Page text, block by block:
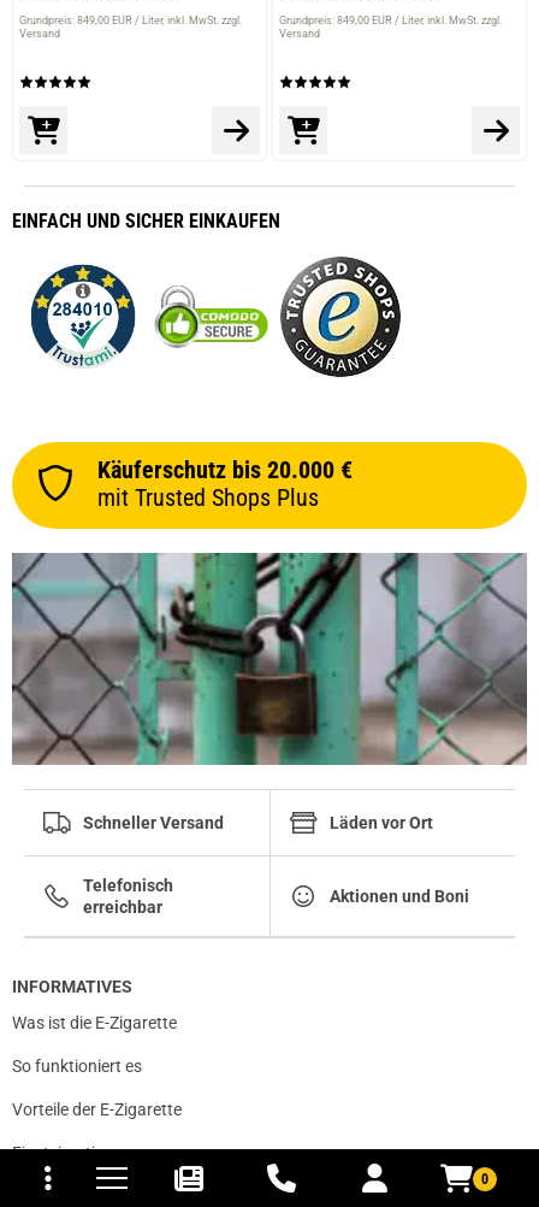
0
und Versandkosten
Grundpreis: 849,00 EUR / Liter inkl. MwSt. zzgl.
Versand
Grundpreis: 849,00 EUR / Liter inkl. MwSt. zzgl.
Versand
EINFACH UND SICHER EINKAUFEN
Käuferschutz bis 20.000 €
mit Trusted Shops Plus
Schneller Versand Läden vor Ort
Telefonisch
erreichbar
Aktionen und Boni
INFORMATIVES
Was ist die E-Zigarette
So funktioniert es
Vorteile der E-Zigarette
Einsteigertipps
Über uns